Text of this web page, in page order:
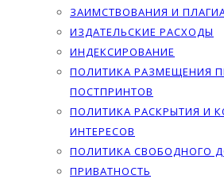
ЗАИМСТВОВАНИЯ И
ИЗДАТЕЛЬСКИЕ РАСХОДЫ
ИНДЕКСИРОВАНИЕ
ПОЛИТИКА РАЗМЕЩЕНИЯ
ПОСТПРИНТОВ
ПОЛИТИКА РАСКРЫТИЯ И
ИНТЕРЕСОВ
ПОЛИТИКА СВОБОДНОГО
ПРИВАТНОСТЬ